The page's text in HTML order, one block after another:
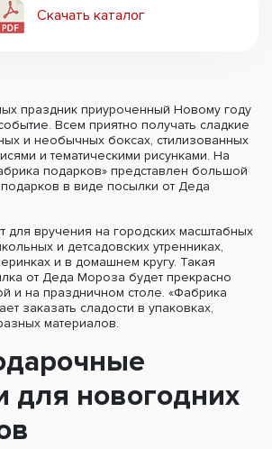
Скачать каталог
праздник приуроченный Новому году
Всем приятно получать сладкие
и необычных боксах, стилизованных
и тематическими рисунками. На
подарков» представлен большой
в виде посылки от Деда
для вручения на городских масштабных
и детсадовских утренниках,
и в домашнем кругу. Такая
от Деда Мороза будет прекрасно
и на праздничном столе. «Фабрика
заказать сладости в упаковках,
материалов.
для новогодних